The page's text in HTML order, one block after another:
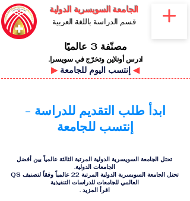
الجامعة السويسرية الدولية
قسم الدراسة باللغة العربية
مصنّفة 3 عالميًا
ادرس أونلاين وتخرّج في سويسرا.
▶ ◀
ابدأ طلب التقديم للدراسة -
إنتسب للجامعة
تحتل الجامعة السويسرية الدولية المرتبة الثالثة عالمياً بين أفضل
الجامعات الدولية.
تحتل الجامعة السويسرية الدولية المرتبة 22 عالمياً وفقاً لتصنيف QS
العالمي للجامعات للدراسات التنفيذية
اقرأ المزيد .